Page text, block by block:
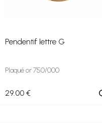
Pendentif lettre G
Plaqué or 750/000
29.00 €